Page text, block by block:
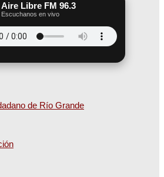
Aire Libre FM 96.3
Escuchanos en vivo